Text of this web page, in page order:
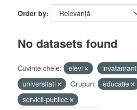
Order by
No datasets found
Cuvinte cheie: elevi invatamant
universitati
Grupuri: educatie
servicii-publice